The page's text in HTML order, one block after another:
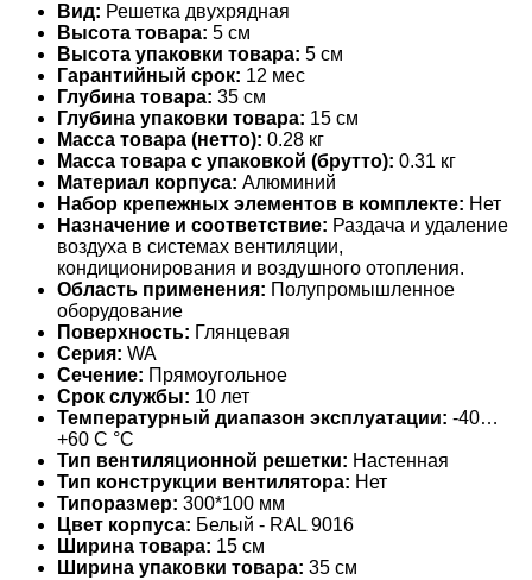
Вид: Решетка двухрядная
Высота товара: 5 см
Высота упаковки товара: 5 см
Гарантийный срок: 12 мес
Глубина товара: 35 см
Глубина упаковки товара: 15 см
Масса товара (нетто): 0.28 кг
Масса товара с упаковкой (брутто): 0.31 кг
Материал корпуса: Алюминий
Набор крепежных элементов в комплекте: Нет
Назначение и соответствие: Раздача и удаление
воздуха в системах вентиляции,
кондиционирования и воздушного отопления.
Область применения: Полупромышленное
оборудование
Поверхность: Глянцевая
Серия: WA
Сечение: Прямоугольное
Срок службы: 10 лет
Температурный диапазон эксплуатации: -40…
+60 С °С
Тип вентиляционной решетки: Настенная
Тип конструкции вентилятора: Нет
Типоразмер: 300*100 мм
Цвет корпуса: Белый - RAL 9016
Ширина товара: 15 см
Ширина упаковки товара: 35 см